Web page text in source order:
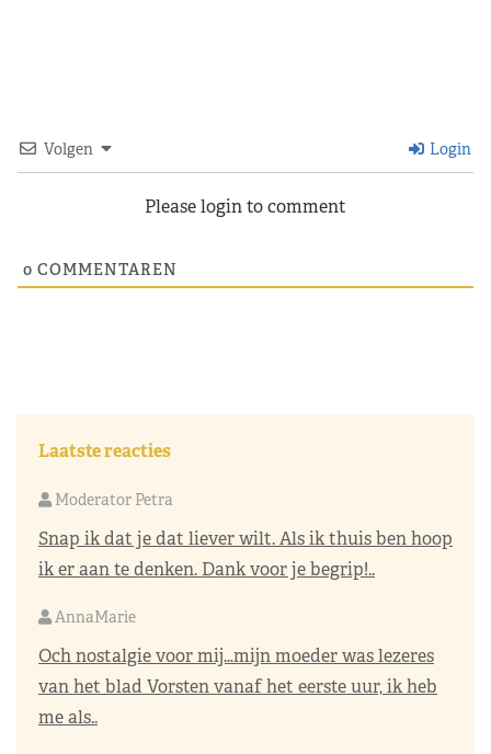
Volgen Login
Please login to comment
0 COMMENTAREN
Laatste reacties
Moderator Petra
Snap ik dat je dat liever wilt. Als ik thuis ben hoop
ik er aan te denken. Dank voor je begrip!..
AnnaMarie
Och nostalgie voor mij…mijn moeder was lezeres
van het blad Vorsten vanaf het eerste uur, ik heb
me als..